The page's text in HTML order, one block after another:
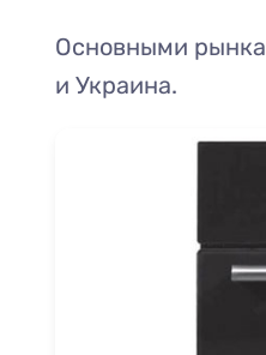
Основными
и Украина.